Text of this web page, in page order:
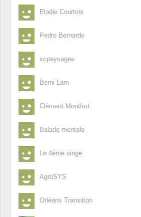
Elodie Courtois
Pedro Bernardo
scpaysages
Berni Lam
Clément Montfort
Balade mentale
Le 4ème singe
AgroSYS
Orléans Transition